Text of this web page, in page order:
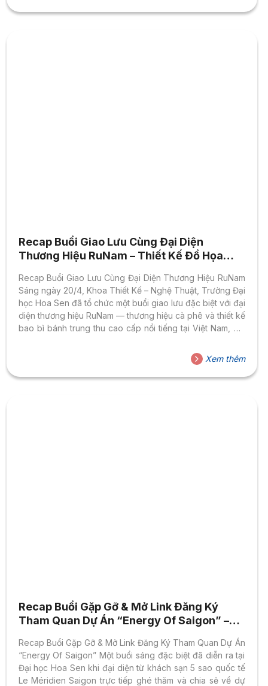
học Hoa Sen – cùng tất...
Recap Buổi Giao Lưu Cùng Đại Diện
Thương Hiệu RuNam – Thiết Kế Đồ Họa
Recap Buổi Giao Lưu Cùng Đại Diện Thương Hiệu RuNam
Sáng ngày 20/4, Khoa Thiết Kế – Nghệ Thuật, Trường Đại
học Hoa Sen đã tổ chức một buổi giao lưu đặc biệt với đại
diện thương hiệu RuNam — thương hiệu cà phê và thiết kế
bao bì bánh trung thu cao cấp nổi tiếng tại Việt Nam, nổi
truyền thống dân tộc. Buổi gặp gỡ diễn ra tại phòng 903,
cơ sở Cao Thắng, nằm trong khuôn khổ cuộc thi Thiết kế
bao bì Trung...
Xem thêm
Recap Buổi Gặp Gỡ & Mở Link Đăng Ký
Tham Quan Dự Án “Energy Of Saigon” –
Recap Buổi Gặp Gỡ & Mở Link Đăng Ký Tham Quan Dự Án
“Energy Of Saigon” Một buổi sáng đặc biệt đã diễn ra tại
Đại học Hoa Sen khi đại diện từ khách sạn 5 sao quốc tế
Le Méridien Saigon trực tiếp ghé thăm và chia sẻ về dự